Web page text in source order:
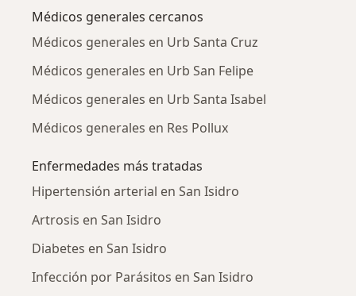
Médicos generales cercanos
Médicos generales en Urb Santa Cruz
Médicos generales en Urb San Felipe
Médicos generales en Urb Santa Isabel
Médicos generales en Res Pollux
Enfermedades más tratadas
Hipertensión arterial en San Isidro
Artrosis en San Isidro
Diabetes en San Isidro
Infección por Parásitos en San Isidro